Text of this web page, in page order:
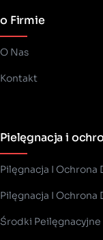
o Firmie
O Nas
Kontakt
Pielęgnacja i
Pilęgnacja I Ochrona
Pilęgnacja I Ochrona
Środki Peilęgnacyjne